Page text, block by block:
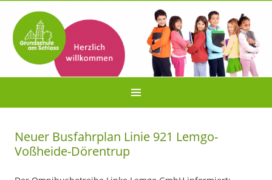
Neuer Busfahrplan Linie 921 Lemgo-
Voßheide-Dörentrup